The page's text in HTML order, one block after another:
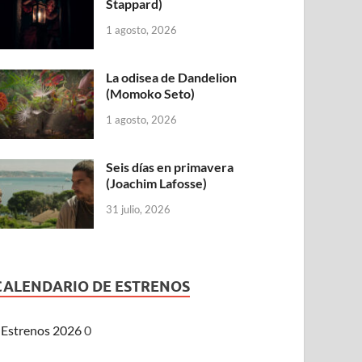
Stappard)
1 agosto, 2026
La odisea de Dandelion
(Momoko Seto)
1 agosto, 2026
Seis días en primavera
(Joachim Lafosse)
31 julio, 2026
DE ESTRENOS
Estrenos 20260